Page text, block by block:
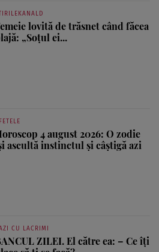
lovită de trăsnet când făcea
„Soțul ei...
4 august 2026: O zodie
ascultă instinctul și câștigă azi
CU LACRIMI
ZILEI. El către ea: – Ce îți